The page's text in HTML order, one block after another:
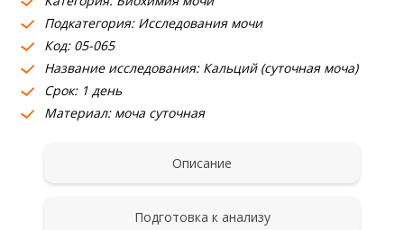
Получить результат
Пациентам
О компании
Где сдать
Подкатегория: Исследования мочи
Код: 05-065
Название исследования: Кальций (суточная моча)
Срок: 1 день
Материал: моча суточная
Описание
Подготовка к анализу